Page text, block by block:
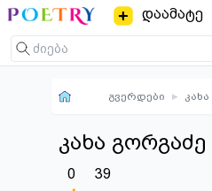
დაამატე
გვერდები ▸
კახა გორგაძე
0 39